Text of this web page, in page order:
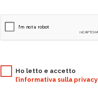
Ho letto e accetto
l’informativa sulla privacy